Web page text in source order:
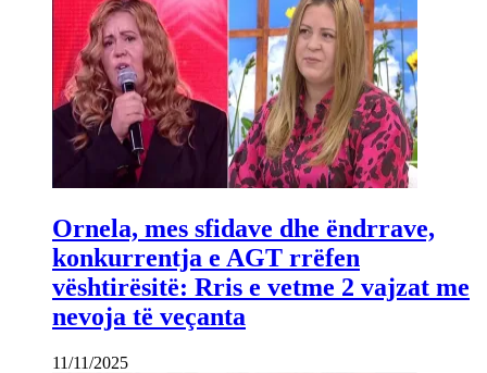
Ornela, mes sfidave dhe ëndrrave,
konkurrentja e AGT rrëfen
vështirësitë: Rris e vetme 2 vajzat me
nevoja të veçanta
11/11/2025